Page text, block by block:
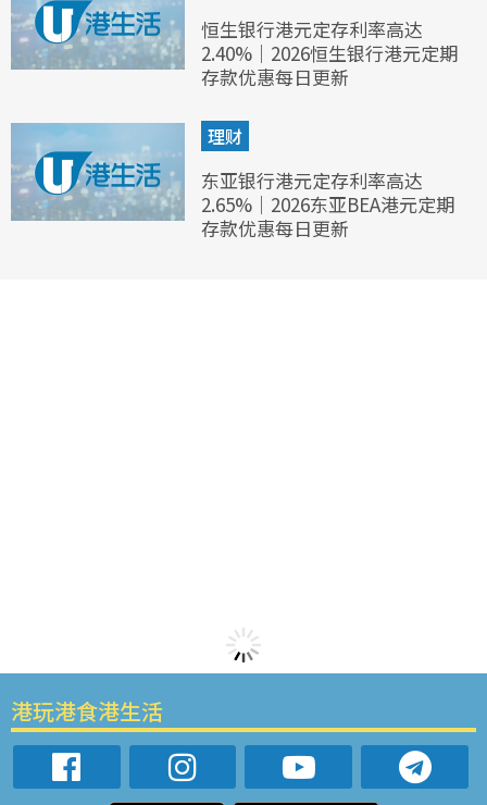
恒生银行港元定存利率高达
2.40%｜2026恒生银行港元定期
存款优惠每日更新
理财
东亚银行港元定存利率高达
2.65%｜2026东亚BEA港元定期
存款优惠每日更新
港玩港食港生活